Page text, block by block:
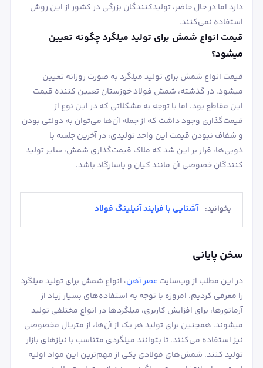
دارد اما در حال حاضر، تولیدکنندگان بزرگی در کشور از این روش
استفاده نمی‌کنند.
قیمت انواع شمش برای تولید میلگرد چگونه تعیین
می‎شود؟
قیمت انواع شمش برای تولید میلگرد به صورت روزانه تعیین
می‎شود. در گذشته، شمش فولاد خوزستان تعیین کننده قیمت‌
این مقاطع بود. اما با توجه به مشکلاتی که در این نوع از
قیمت‌گذاری وجود داشت که از جمله آن‌ها می‌توان به دولتی بودن
و شفاف نبودن قیمت این واحد تولیدی، در آخرین جلسه با
ذوبی‌ها، قرار بر این شد که ملاک قیمت‌گذاری شمش، سایر تولید
کنندگان خصوصی آن مانند کیان و پاسارگاد باشد.
بخوانید: آشنایی با فرایند آنیلینگ فولاد
سخن پایانی
در این مطلب از وب‌سایتعصر آهن، انواع شمش برای تولید میلگرد
را معرفی کردیم. امروزه با توجه به استفاده‌های بسیار زیاد از
آرماتورها، برای افزایش کاربری، میلگردها در انواع مختلفی تولید
می‎شوند. همچنین برای تولید هر یک از آن‌ها، از متریال مخصوصی
نیز استفاده می‌کنند. تا بتوانند میلگردی متناسب با نیازهای بازار
تولید کنند. شمش‌های فولادی یکی از مهم‌ترین این مواد اولیه